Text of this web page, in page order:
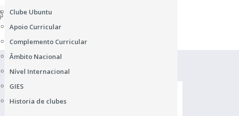
Clube Ubuntu
Apoio Curricular
Complemento Curricular
Âmbito Nacional
Nível Internacional
GIES
Historia de clubes